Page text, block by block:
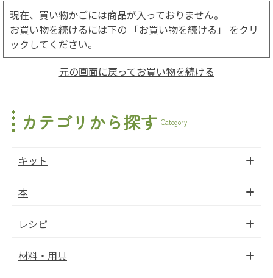
現在、買い物かごには商品が入っておりません。
お買い物を続けるには下の 「お買い物を続ける」 をクリ
ックしてください。
元の画面に戻ってお買い物を続ける
カテゴリから探す Category
キット
本
レシピ
材料・用具